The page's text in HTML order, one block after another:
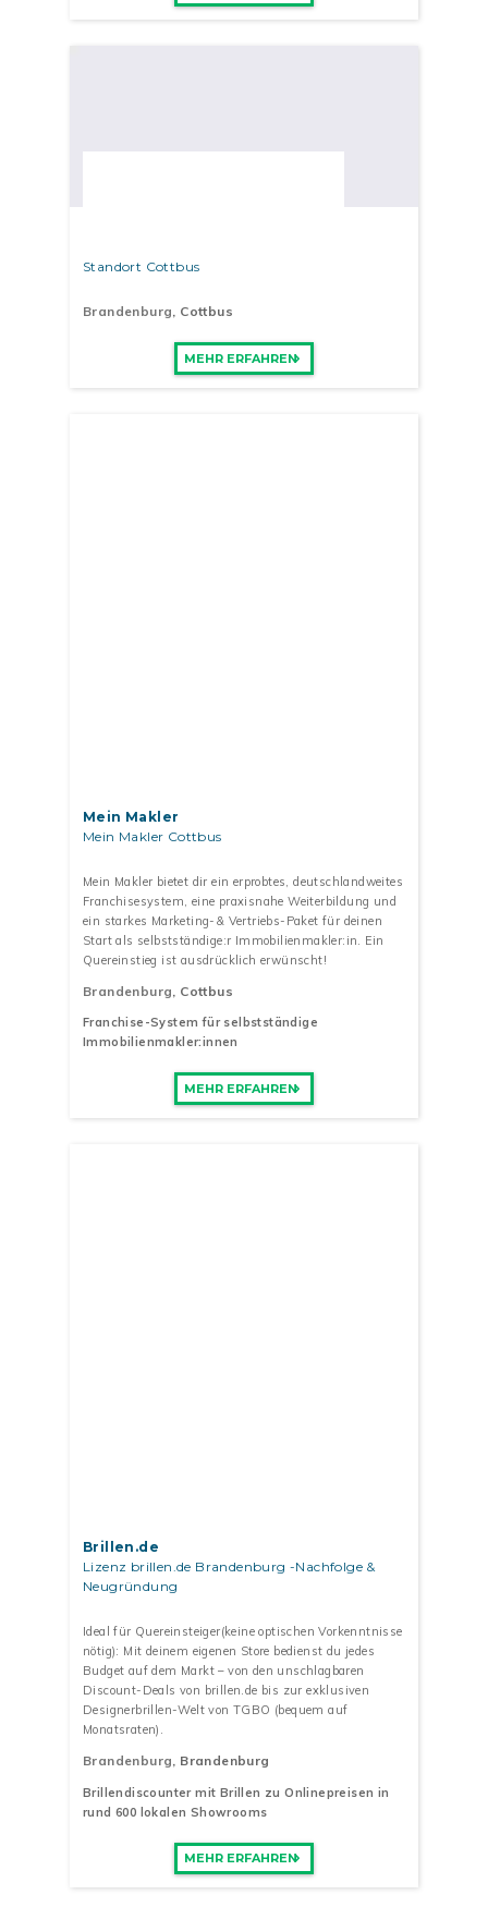
Standort Cottbus
Brandenburg, Cottbus
MEHR ERFAHREN
Mein Makler
Mein Makler Cottbus
Mein Makler bietet dir ein erprobtes, deutschlandweites
Franchisesystem, eine praxisnahe Weiterbildung und
ein starkes Marketing-& Vertriebs-Paket für deinen
Start als selbstständige:r Immobilienmakler:in. Ein
Quereinstieg ist ausdrücklich erwünscht!
Brandenburg , Cottbus
Franchise-System für selbstständige
Immobilienmakler:innen
MEHR ERFAHREN
Brillen.de
Lizenz brillen.de Brandenburg -Nachfolge &
Neugründung
Ideal für Quereinsteiger(keine optischen Vorkenntnisse
nötig): Mit deinem eigenen Store bedienst du jedes
Budget auf dem Markt – von den unschlagbaren
Discount-Deals von brillen.de bis zur exklusiven
Designerbrillen-Welt von TGBO (bequem auf
Monatsraten).
Brandenburg , Brandenburg
Brillendiscounter mit Brillen zu Onlinepreisen in
rund 600 lokalen Showrooms
MEHR ERFAHREN